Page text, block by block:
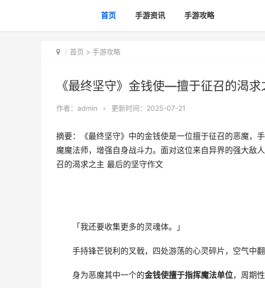
首页 手游资讯 手游攻略
首页 > 手游攻略
《最终坚守》金钱使—擅于征召的渴
作者： admin • 更新时间：2025-07-21
摘要：《最终坚守》中的金钱使是一位擅于征召的恶魔，
魔魔法师，增强自身战斗力。面对这位来自异界的强大敌
召的渴求之主 最后的坚守作文
「我还要收集更多的灵魂体。」
手持锋芒锐利的叉戟，四处游荡的心灵碎片，空气中
身为恶魔其中一个的金钱使擅于指挥魔法单位，周期